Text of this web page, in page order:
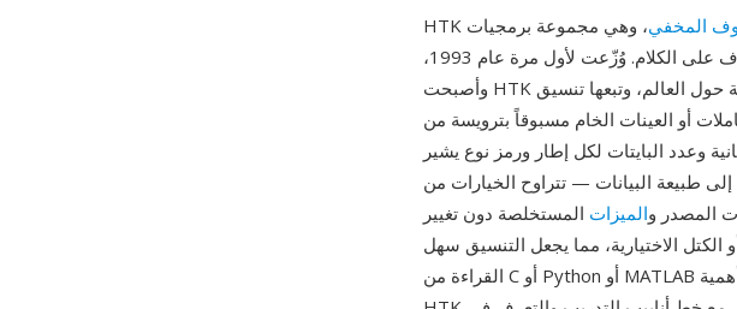
المخفي، وهي مجموعة برمجيات
طُوّرت في قسم الهندسة بجامعة كامبريدج لأبحاث التعرف على الكلام. وُزّعت لأول مرة عام 1993،
وأصبحت HTK سريعاً منصة مرجعية في مختبرات اللسانيات الحاسوبية حول العالم، وتبعها تنسيق
أو العينات الخام مسبوقاً بترويسة من
عدد الإطارات وفترة الإطار بوحدات 100 نانوثانية وعدد البايتات لكل إطار ورمز نوع يشير
إلى طبيعة البيانات — تتراوح الخيارات من PCM للشكل الموجي إلى معاملات MFCC وطاقات مصفاة
المصدر والميزات المستخلصة دون تغيير
الاختيارية، مما يجعل التنسيق سهل
القراءة من C أو Python أو MATLAB ببضعة أسطر من الإدخال/الإخراج الثنائي. ثلاث مزايا تدعم أهمية